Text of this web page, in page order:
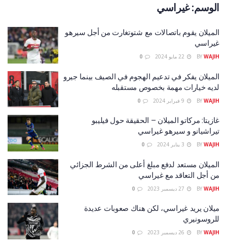
الوسم:غيراسي
الميلان يقوم باتصالات مع شتوتغارت من أجل سيرهو
غيراسي
BY WAJIH
الميلان يفكر في تدعيم الهجوم في الصيف بينما جيرو
لديه خيارات مهمة بخصوص مستقبله
BY WAJIH
غازيتا: مركاتو الميلان – الحقيقة حول فيليبو
تيراشيانو و سيرهو غيراسي
BY WAJIH
الميلان مستعد لدفع مبلغ أعلى من الشرط الجزائي
من أجل التعاقد مع غيراسي
BY WAJIH
ميلان يريد غيراسي، لكن هناك صعوبات عديدة
للروسونيري
BY WAJIH